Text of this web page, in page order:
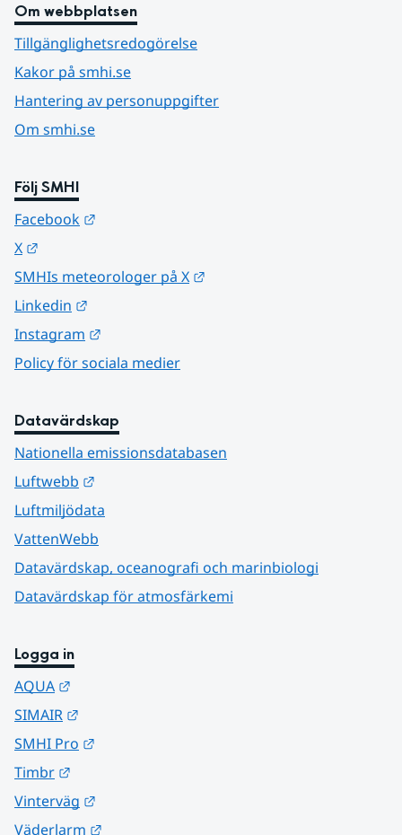
Om webbplatsen
Tillgänglighetsredogörelse
Kakor på smhi.se
Hantering av personuppgifter
Om smhi.se
Följ SMHI
Facebook
X
SMHIs meteorologer på X
Linkedin
Instagram
Policy för sociala medier
Datavärdskap
Nationella emissionsdatabasen
Luftwebb
Luftmiljödata
VattenWebb
Datavärdskap, oceanografi och marinbiologi
Datavärdskap för atmosfärkemi
Logga in
AQUA
SIMAIR
SMHI Pro
Timbr
Vinterväg
Väderlarm